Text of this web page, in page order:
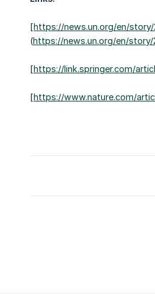
[https://news.un.org/en/
(https://news.un.org/en/
[https://link.springer.com/
[https://www.nature.com/